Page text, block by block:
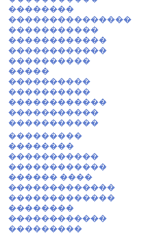
��������
���������������
�����������
������������
������������
����������
�����
����������
����������
������������
�����������
�����������
���������
��������
�����������
������������
������ ����
�������������
�������������
��������
������������
���������